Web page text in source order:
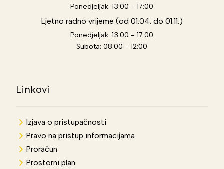
Ponedjeljak: 13:00 - 17:00
Ljetno radno vrijeme (od 01.04. do 01.11.)
Ponedjeljak: 13:00 - 17:00
Subota: 08:00 - 12:00
Linkovi
Izjava o pristupačnosti
Pravo na pristup informacijama
Proračun
Prostorni plan